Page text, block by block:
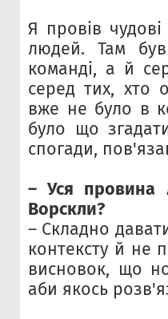
Я провів
людей. Там
команді, а й
серед тих, хто
вже не було в
було що
спогади,
– Уся провина
Ворскли?
– Складно
контексту й не
висновок, що
аби якось